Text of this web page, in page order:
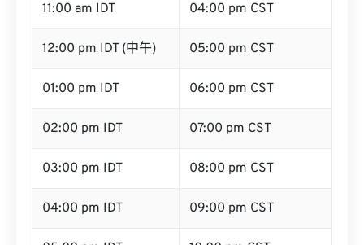
11:00 am IDT 04:00 pm CST
12:00 pm IDT (中午) 05:00 pm CST
01:00 pm IDT 06:00 pm CST
02:00 pm IDT 07:00 pm CST
03:00 pm IDT 08:00 pm CST
04:00 pm IDT 09:00 pm CST